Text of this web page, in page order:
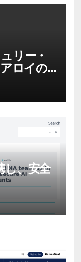
リー・
ロイの
フォー
不安を
、安全